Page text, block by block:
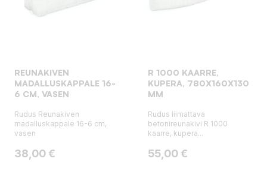
REUNAKIVEN
MADALLUSKAPPALE 16-
6 CM, VASEN
Rudus Reunakiven
madalluskappale 16-6 cm,
vasen
Hinta
38,00 €
R 1000 KAARRE,
KUPERA, 780X160X130
MM
Rudus liimattava
betonireunakivi R 1000
kaarre, kupera...
Hinta
55,00 €